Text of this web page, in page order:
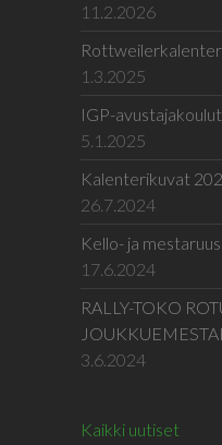
11.2.2026
1.3.2025
IGP-
5.1.2025
Kalenterikuvat
26.7.2024
Kello- ja
17.6.2024
RALLY-TOKO
3.6.2024
Kaikki uutiset